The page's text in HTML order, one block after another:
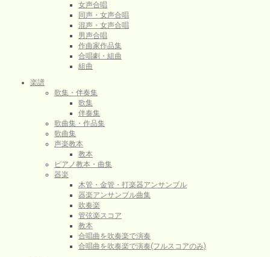
女声合唱
同声・女声合唱
混声・女声合唱
男声合唱
作曲家作品集
合唱劇・組曲
組曲
楽譜
歌集・伴奏集
歌集
伴奏集
歌曲集・作品集
歌曲集
声楽教本
教本
ピアノ教本・曲集
器楽
木管・金管・打楽器アンサンブル
器楽アンサンブル曲集
吹奏楽
管弦楽スコア
教本
合唱曲を吹奏楽で演奏
合唱曲を吹奏楽で演奏(フルスコアのみ)